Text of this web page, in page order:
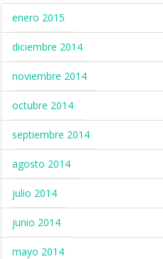
enero 2015
diciembre 2014
noviembre 2014
octubre 2014
septiembre 2014
agosto 2014
julio 2014
junio 2014
mayo 2014